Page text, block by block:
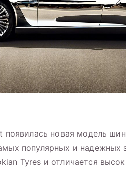
появилась новая модель
популярных и надежных
Tyres и отличается